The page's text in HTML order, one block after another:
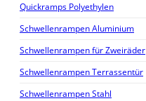
Quickramps Polyethylen
Schwellenrampen Aluminium
Schwellenrampen für Zweiräder
Schwellenrampen Terrassentür
Schwellenrampen Stahl